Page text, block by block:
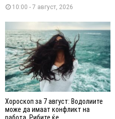
10:00 - 7 август, 2026
Хороскоп за 7 август: Водолиите
може да имаат конфликт на